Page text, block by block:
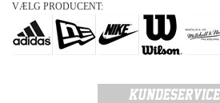
VÆLG PRODUCENT: